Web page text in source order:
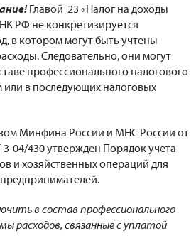
Главой 23 «Налог на доходы
РФ не конкретизируется
в котором могут быть учтены
Следовательно, они могут
профессионального налогового
или в последующих налоговых
Минфина России и МНС России от
04/430 утвержден Порядок учета
и хозяйственных операций для
в состав профессионального
расходов, связанные с уплатой